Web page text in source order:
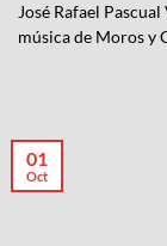
José Rafael
música de Moros y
01
Oct